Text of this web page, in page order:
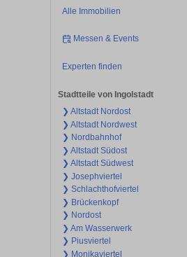
Alle Immobilien
Messen & Events
Experten finden
Stadtteile von Ingolstadt
❯ Altstadt Nordost
❯ Altstadt Nordwest
❯ Nordbahnhof
❯ Altstadt Südost
❯ Altstadt Südwest
❯ Josephviertel
❯ Schlachthofviertel
❯ Brückenkopf
❯ Nordost
❯ Am Wasserwerk
❯ Piusviertel
❯ Monikaviertel